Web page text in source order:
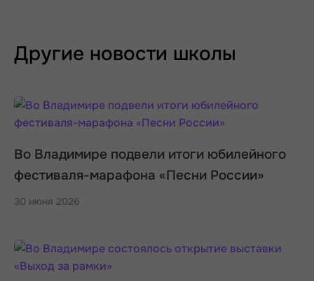
Другие новости школы
Во Владимире подвели итоги юбилейного
фестиваля-марафона «Песни России»
30 июня 2026